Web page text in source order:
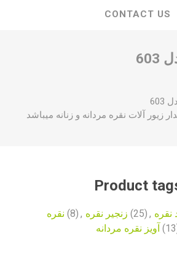
CONTACT US
Product
نقره (8) , زنجیر نقره (25) , نقره
آویز نقره مردانه